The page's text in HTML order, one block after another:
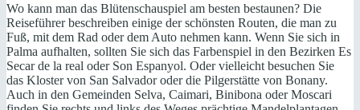
Wo kann man das Blütenschauspiel am besten bestaunen? Die
Reiseführer beschreiben einige der schönsten Routen, die man zu
Fuß, mit dem Rad oder dem Auto nehmen kann. Wenn Sie sich in
Palma aufhalten, sollten Sie sich das Farbenspiel in den Bezirken Es
Secar de la real oder Son Espanyol. Oder vielleicht besuchen Sie
das Kloster von San Salvador oder die Pilgerstätte von Bonany.
Auch in den Gemeinden Selva, Caimari, Binibona oder Moscari